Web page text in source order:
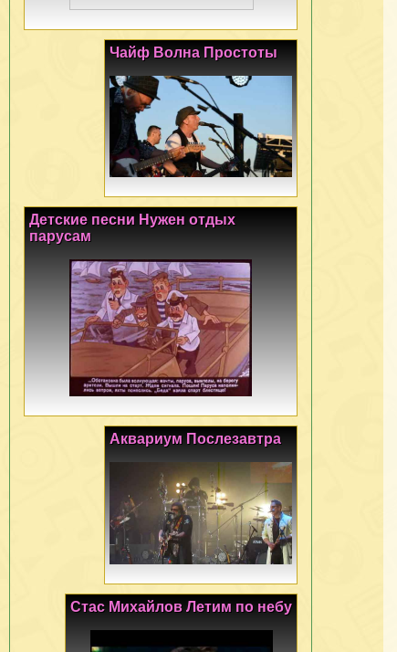
Чайф Волна Простоты
Детские песни Нужен отдых
парусам
Аквариум Послезавтра
Стас Михайлов Летим по небу